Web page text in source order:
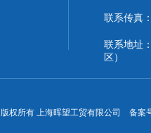
联系传真
联系地址
区）
版权所有 上海晖望工贸有限公司 备案